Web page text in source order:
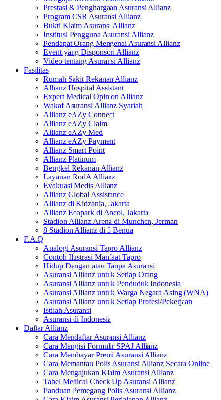
Prestasi & Penghargaan Asuransi Allianz
Program CSR Asuransi Allianz
Bukti Klaim Asuransi Allianz
Institusi Pengguna Asuransi Allianz
Pendapat Orang Mengenai Asuransi Allianz
Event yang Disponsori Allianz
Video tentang Asuransi Allianz
Fasilitas
Rumah Sakit Rekanan Allianz
Allianz Hospital Assistant
Expert Medical Opinion Allianz
Wakaf Asuransi Allianz Syariah
Allianz eAZy Connect
Allianz eAZy Claim
Allianz eAZy Med
Allianz eAZy Payment
Allianz Smart Point
Allianz Platinum
Bengkel Rekanan Allianz
Layanan RodA Allianz
Evakuasi Medis Allianz
Allianz Global Assistance
Allianz di Kidzania, Jakarta
Allianz Ecopark di Ancol, Jakarta
Stadion Allianz Arena di Munchen, Jerman
8 Stadion Allianz di 3 Benua
F.A.Q
Analogi Asuransi Tapro Allianz
Contoh Ilustrasi Manfaat Tapro
Hidup Dengan atau Tanpa Asuransi
Asuransi Allianz untuk Setiap Orang
Asuransi Allianz untuk Penduduk Indonesia
Asuransi Allianz untuk Warga Negara Asing (WNA)
Asuransi Allianz untuk Setiap Profesi/Pekerjaan
Istilah Asuransi
Asuransi di Indonesia
Daftar Allianz
Cara Mendaftar Asuransi Allianz
Cara Mengisi Formulir SPAJ Allianz
Cara Membayar Premi Asuransi Allianz
Cara Memantau Polis Asuransi Allianz Secara Online
Cara Mengajukan Klaim Asuransi Allianz
Tabel Medical Check Up Asuransi Allianz
Panduan Pemegang Polis Asuransi Allianz